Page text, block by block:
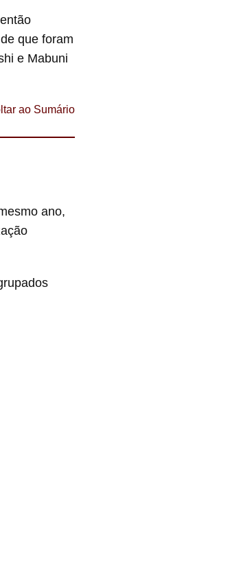
que foram
e Mabuni
ao Sumário
ano,